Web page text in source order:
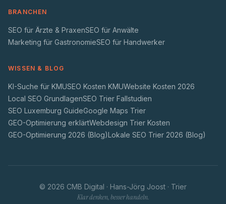
BRANCHEN
SEO für Ärzte & PraxenSEO für Anwälte
Marketing für GastronomieSEO für Handwerker
WISSEN & BLOG
KI-Suche für KMUSEO Kosten KMUWebsite Kosten 2026
Local SEO GrundlagenSEO Trier Fallstudien
SEO Luxemburg GuideGoogle Maps Trier
GEO-Optimierung erklärtWebdesign Trier Kosten
GEO-Optimierung 2026 (Blog)Lokale SEO Trier 2026 (Blog)
© 2026 CMB Digital · Hans-Jörg Joost · Trier
Klar denken, besser handeln.